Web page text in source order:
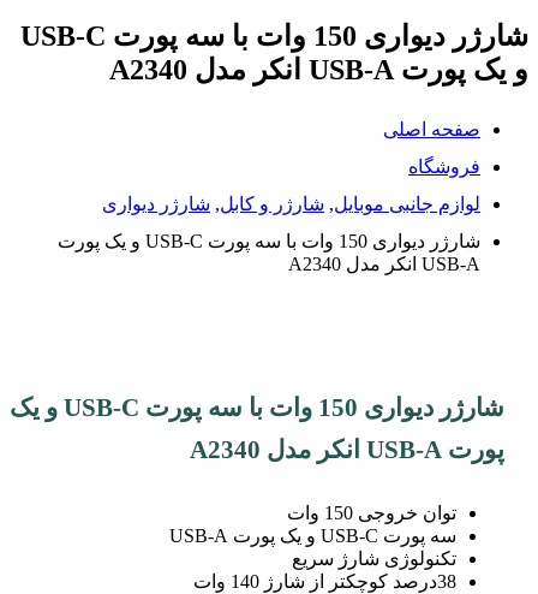
شارژر دیواری 150 وات با سه پورت USB-C
و یک پورت USB-A انکر مدل ‌A2340
صفحه اصلی
فروشگاه
لوازم جانبی موبایل, شارژر و کابل, شارژر دیواری
شارژر دیواری 150 وات با سه پورت USB-C و یک پورت
USB-A انکر مدل ‌A2340
شارژر دیواری 150 وات با سه پورت USB-C و یک
پورت USB-A انکر مدل ‌A2340
توان خروجی 150 وات
سه پورت USB-C و یک پورت USB-A
تکنولوژی شارژ سریع
38درصد کوچکتر از شارژ 140 وات